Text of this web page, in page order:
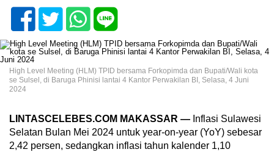
High Level Meeting (HLM) TPID bersama Forkopimda dan Bupati/Wali kota
se Sulsel, di Baruga Phinisi lantai 4 Kantor Perwakilan BI, Selasa, 4 Juni
2024
LINTASCELEBES.COM MAKASSAR — Inflasi Sulawesi
Selatan Bulan Mei 2024 untuk year-on-year (YoY) sebesar
2,42 persen, sedangkan inflasi tahun kalender 1,10